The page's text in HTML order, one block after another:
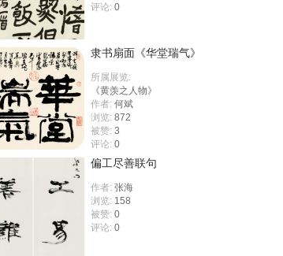
评论: 0
隶书扇面《华堂瑞气》
所属展览:
《黄羡之人物》
作者: 何斌
浏览: 872
被赞: 3
评论: 0
偏工尽善联句
作者: 张海
浏览: 158
被赞: 0
评论: 0